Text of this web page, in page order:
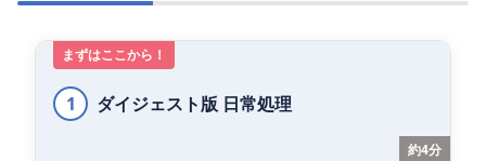
まずはここから！
1 ダイジェスト版 日常処理
約4分